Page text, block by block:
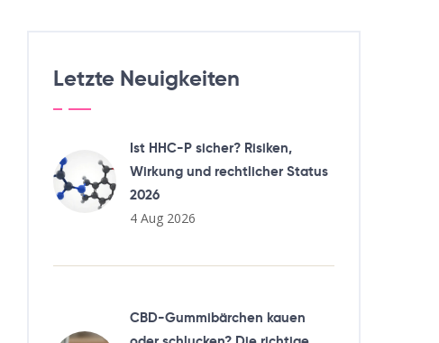
Letzte Neuigkeiten
Ist HHC-P sicher? Risiken,
Wirkung und rechtlicher Status
2026
4 Aug 2026
CBD-Gummibärchen kauen